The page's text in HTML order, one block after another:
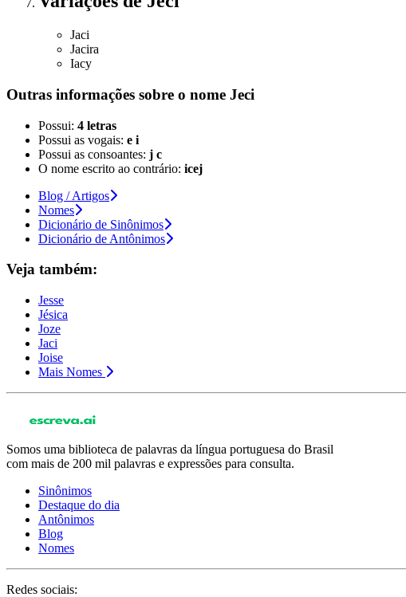
Jaci
Jacira
Iacy
Outras informações sobre o nome Jeci
Possui: 4 letras
Possui as vogais: e i
Possui as consoantes: j c
O nome escrito ao contrário: icej
Blog / Artigos
Nomes
Dicionário de Sinônimos
Dicionário de Antônimos
Veja também:
Jesse
Jésica
Joze
Jaci
Joise
Mais Nomes
Somos uma biblioteca de palavras da língua portuguesa do Brasil
com mais de 200 mil palavras e expressões para consulta.
Sinônimos
Destaque do dia
Antônimos
Blog
Nomes
Redes sociais: